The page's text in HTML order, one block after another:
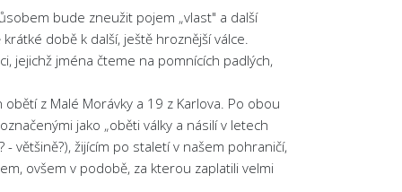
bude zneužit pojem „vlast" a další
době k další, ještě hroznější válce.
jejichž jména čteme na pomnících padlých,
z Malé Morávky a 19 z Karlova. Po obou
jako „oběti války a násilí v letech
většině?), žijícím po staletí v našem pohraničí,
ovšem v podobě, za kterou zaplatili velmi